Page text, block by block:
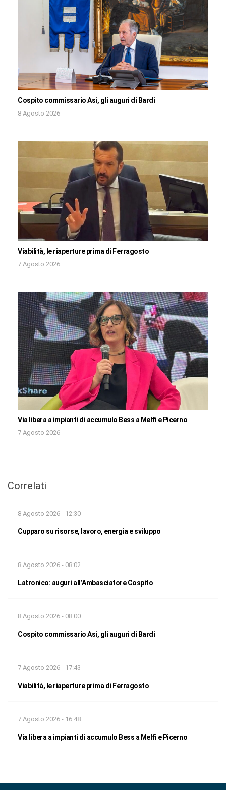
Cospito commissario Asi, gli auguri di Bardi
8 Agosto 2026
Viabilità, le riaperture prima di Ferragosto
7 Agosto 2026
Via libera a impianti di accumulo Bess a Melfi e Picerno
7 Agosto 2026
Correlati
8 Agosto 2026 - 12:30
Cupparo su risorse, lavoro, energia e sviluppo
8 Agosto 2026 - 08:02
Latronico: auguri all’Ambasciatore Cospito
8 Agosto 2026 - 08:00
Cospito commissario Asi, gli auguri di Bardi
7 Agosto 2026 - 17:43
Viabilità, le riaperture prima di Ferragosto
7 Agosto 2026 - 16:48
Via libera a impianti di accumulo Bess a Melfi e Picerno